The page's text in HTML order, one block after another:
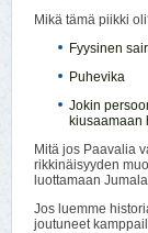
Mikä tämä piikki
Fyysinen
Puhevika
Jokin
kiusaamaan
Mitä jos Paavalia
rikkinäisyyden
luottamaan
Jos luemme
joutuneet